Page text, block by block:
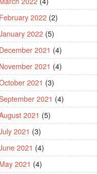
February 2022 (2)
2022 (5)
December 2021 (4)
November 2021 (4)
2021 (3)
2021 (4)
2021 (5)
2021 (3)
2021 (4)
May 2021 (4)